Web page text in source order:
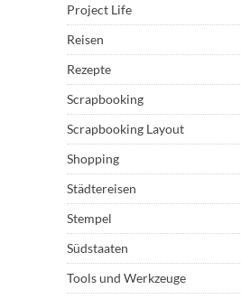
Project Life
Reisen
Rezepte
Scrapbooking
Scrapbooking Layout
Shopping
Städtereisen
Stempel
Südstaaten
Tools und Werkzeuge